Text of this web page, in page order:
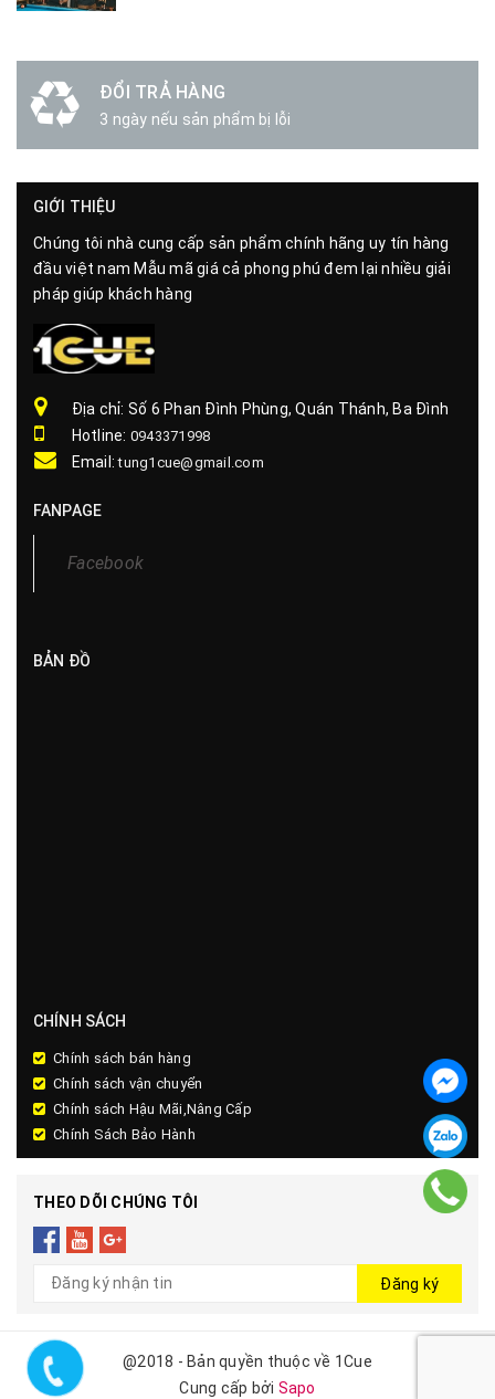
ĐỔI TRẢ HÀNG
3 ngày nếu sản phẩm bị lỗi
GIỚI THIỆU
Chúng tôi nhà cung cấp sản phẩm chính hãng uy tín hàng
đầu việt nam Mẫu mã giá cả phong phú đem lại nhiều giải
pháp giúp khách hàng
Địa chỉ: Số 6 Phan Đình Phùng, Quán Thánh, Ba Đình
Hotline: 0943371998
Email:tung1cue@gmail.com
FANPAGE
Facebook
BẢN ĐỒ
CHÍNH SÁCH
Chính sách bán hàng
Chính sách vận chuyển
Chính sách Hậu Mãi,Nâng Cấp
Chính Sách Bảo Hành
THEO DÕI CHÚNG TÔI
Đăng ký
@2018 - Bản quyền thuộc về 1Cue
Cung cấp bởi Sapo